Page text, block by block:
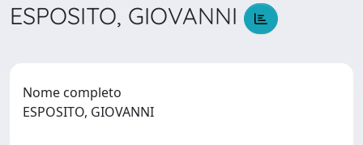
ESPOSITO, GIOVANNI
Nome completo
ESPOSITO, GIOVANNI